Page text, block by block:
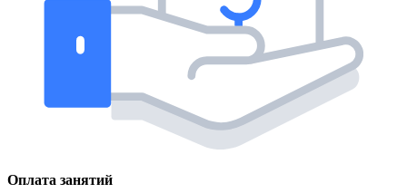
Оплата занятий